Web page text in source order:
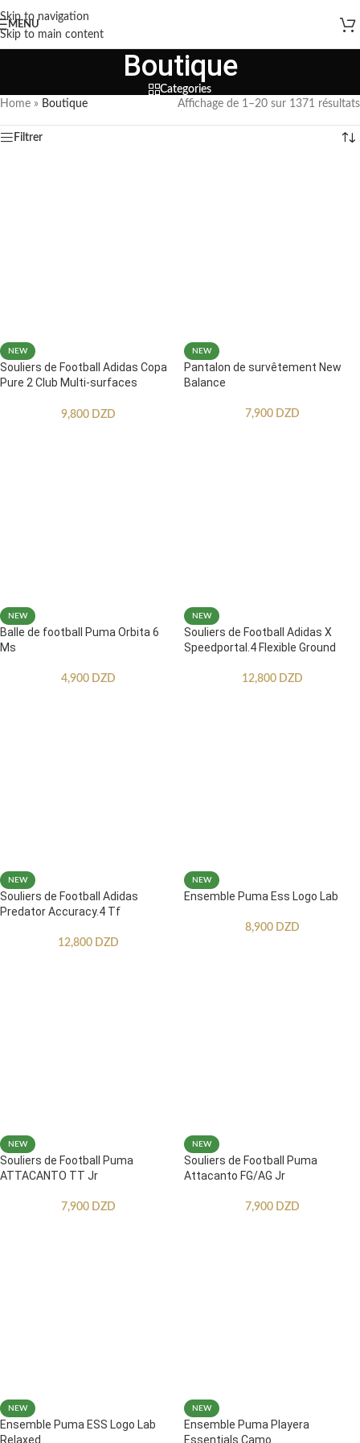
Skip to navigation
Skip to main content
MENU
Boutique
Categories
Home » Boutique Affichage de 1–20 sur 1371 résultats
Filtrer
NEW
Souliers de Football Adidas Copa
Pure 2 Club Multi-surfaces
9,800 DZD
NEW
Pantalon de survêtement New
Balance
7,900 DZD
NEW
Balle de football Puma Orbita 6
Ms
4,900 DZD
NEW
Souliers de Football Adidas X
Speedportal.4 Flexible Ground
12,800 DZD
NEW
Souliers de Football Adidas
Predator Accuracy.4 Tf
12,800 DZD
NEW
Ensemble Puma Ess Logo Lab
8,900 DZD
NEW
Souliers de Football Puma
ATTACANTO TT Jr
7,900 DZD
NEW
Souliers de Football Puma
Attacanto FG/AG Jr
7,900 DZD
NEW
Ensemble Puma ESS Logo Lab
Relaxed
NEW
Ensemble Puma Playera
Essentials Camo